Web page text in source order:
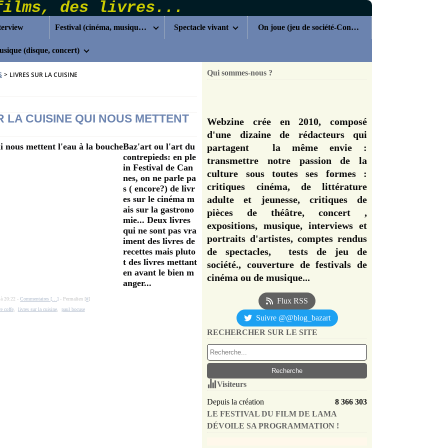
Festival (cinéma, musique...) Spectacle vivant On joue (jeu de société-Concours)
(disque, concert)
> LIVRES SUR LA CUISINE
LA CUISINE QUI NOUS METTENT
Baz'art ou l'art du
contrepieds: en ple
in Festival de Can
nes, on ne parle pa
s ( encore?) de livr
es sur le cinéma m
ais sur la gastrono
mie... Deux livres
qui ne sont pas vra
iment des livres de
recettes mais pluto
t des livres mettant
en avant le bien m
anger...
à 20:22 -Commentaires [ …] - Permalien [#]
coffe, livres sur la cuisine, paul bocuse
Qui sommes-nous ?
Webzine crée en 2010, composé
d'une dizaine de rédacteurs qui
partagent la même envie :
transmettre notre passion de la
culture sous toutes ses formes :
critiques cinéma, de littérature
adulte et jeunesse, critiques de
pièces de théâtre, concert ,
expositions, musique, interviews et
portraits d'artistes, comptes rendus
de spectacles, tests de jeu de
société., couverture de festivals de
cinéma ou de musique...
Flux RSS
Suivre @@blog_bazart
RECHERCHER SUR LE SITE
Visiteurs
Depuis la création
8 366 303
LE FESTIVAL DU FILM DE LAMA
DÉVOILE SA PROGRAMMATION !